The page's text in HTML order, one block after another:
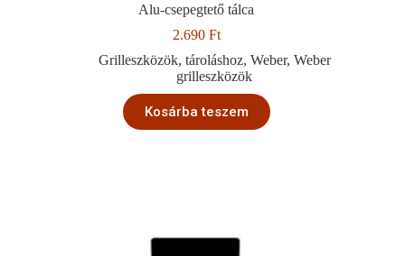
Alu-csepegtető tálca
2.690 Ft
Grilleszközök, tároláshoz, Weber, Weber
grilleszközök
Kosárba teszem